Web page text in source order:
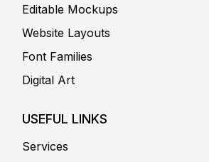
Editable Mockups
Website Layouts
Font Families
Digital Art
USEFUL LINKS
Services